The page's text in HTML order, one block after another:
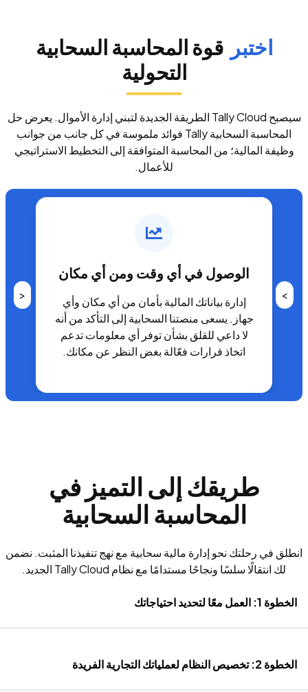
اختبر قوة المحاسبة السحابية
التحولية
سيصبح Tally Cloud الطريقة الجديدة لتبني إدارة الأموال. يعرض حل
المحاسبة السحابية Tally فوائد ملموسة في كل جانب من جوانب
وظيفة المالية؛ من المحاسبة المتوافقة إلى التخطيط الاستراتيجي
للأعمال.
<
الوصول في أي وقت ومن أي مكان
إدارة بياناتك المالية بأمان من أي مكان وأي
جهاز. يسعى منصتنا السحابية إلى التأكد من أنه
لا داعي للقلق بشأن توفر أي معلومات تدعم
اتخاذ قرارات فعّالة بغض النظر عن مكانك.
>
طريقك إلى التميز في
المحاسبة السحابية
انطلق في رحلتك نحو إدارة مالية سحابية مع نهج تنفيذنا المثبت. نضمن
لك انتقالًا سلسًا ونجاحًا مستدامًا مع نظام Tally Cloud الجديد.
الخطوة 1: العمل معًا لتحديد احتياجاتك
الخطوة 2: تخصيص النظام لعملياتك التجارية الفريدة